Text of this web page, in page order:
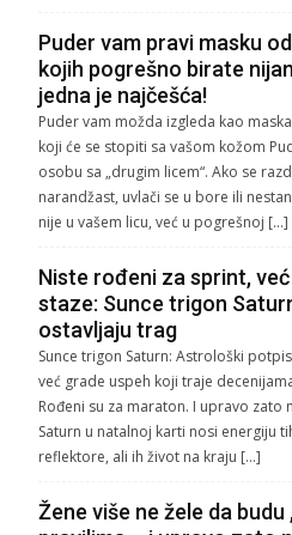
Puder vam pravi masku
kojih pogrešno birate
jedna je najčešća!
Puder vam možda izgleda kao
koji će se stopiti sa vašom kožom
osobu sa „drugim licem“. Ako se
narandžast, uvlači se u bore ili
nije u vašem licu, već u pogrešnoj […]
Niste rođeni za sprint,
staze: Sunce trigon
ostavljaju trag
Sunce trigon Saturn: Astrološki
već grade uspeh koji traje
Rođeni su za maraton. I upravo zato
Saturn u natalnoj karti nosi energiju
reflektore, ali ih život na kraju […]
Žene više ne žele da